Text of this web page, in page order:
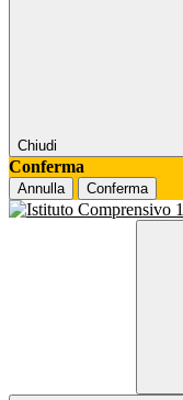
Chiudi
Conferma
Annulla Conferma